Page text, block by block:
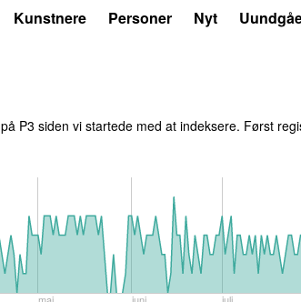
Kunstnere Personer Nyt
P3 siden vi startede med at indeksere. Først
maj juni juli